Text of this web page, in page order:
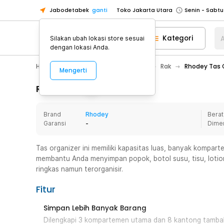
Jabodetabek ganti Toko Jakarta Utara
Toko Tangerang
Toko Cikupa
Pick n Go Jakarta Barat
Senin -
Pick n Go Bekasi
Senin - Jumat
Senin - Jumat
Senin -
Senin -
Toko Tangerang
Toko Cikupa
Senin -
Senin - Jumat
Pick n Go Depok
Kategori
Home Appliance Rak Rhodey Tas
Rincian Produk
Brand
Rhodey
Garansi
-
Tas organizer ini memiliki kapasitas luas, banyak
membantu Anda menyimpan popok, botol susu, tisu,
ringkas namun terorganisir.
Fitur
Simpan Lebih Banyak Barang
Dilengkapi 3 kompartemen utama dan 8 kantong
Silakan ubah lokasi store sesuai
dengan lokasi Anda.
Mengerti